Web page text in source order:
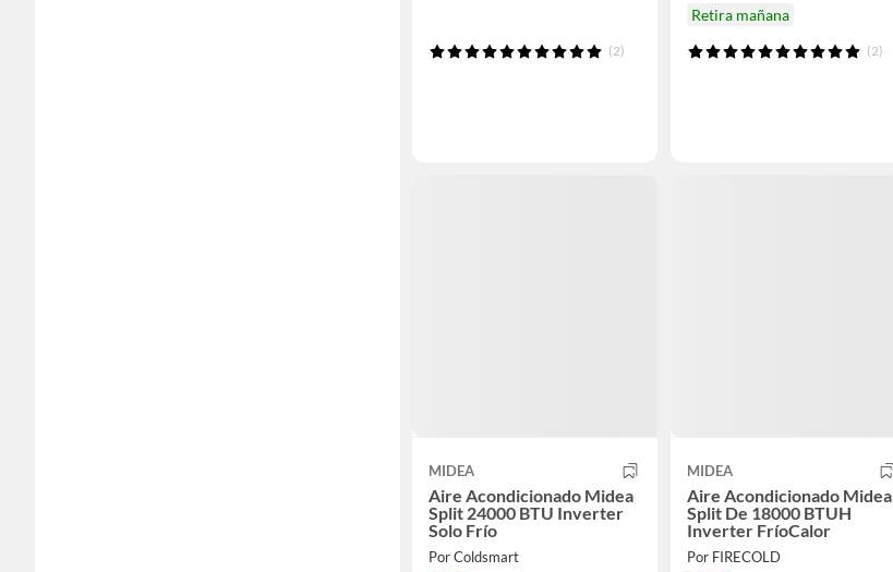
(2)
Retira mañana
(2)
MIDEA
Aire Acondicionado Midea
Split 24000 BTU Inverter
Solo Frío
Por Coldsmart
MIDEA
Aire Acondicionado Midea
Split De 18000 BTUH
Inverter FríoCalor
Por FIRECOLD